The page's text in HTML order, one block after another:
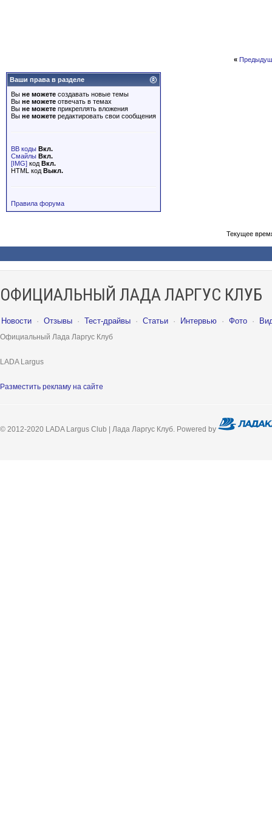
«
Ваши права в разделе
Вы не можете создавать новые темы
Вы не можете отвечать в темах
Вы не можете прикреплять вложения
Вы не можете редактировать свои сообщения
BB коды Вкл.
Смайлы Вкл.
[IMG] код Вкл.
HTML код Выкл.
Правила форума
Текущее
ОФИЦИАЛЬНЫЙ ЛАДА ЛАРГУС КЛУБ
Новости · Отзывы · Тест-драйвы · Статьи · Интервью · Фото ·
Официальный Лада Ларгус Клуб
LADA Largus
Разместить рекламу на сайте
© 2012-2020 LADA Largus Club | Лада Ларгус Клуб. Powered by